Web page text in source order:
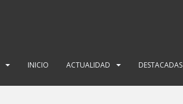
INICIO ACTUALIDAD DESTACADAS